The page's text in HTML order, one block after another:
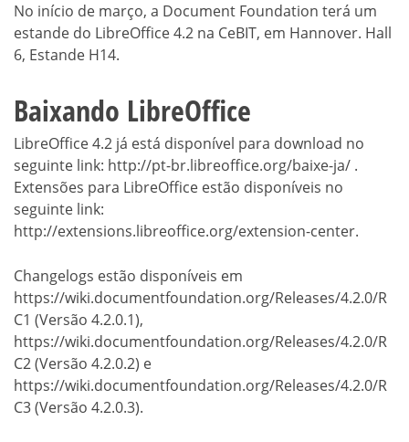
No início de março, a Document Foundation terá um
estande do LibreOffice 4.2 na CeBIT, em Hannover. Hall
6, Estande H14.
Baixando LibreOffice
LibreOffice 4.2 já está disponível para download no
seguinte link: http://pt-br.libreoffice.org/baixe-ja/ .
Extensões para LibreOffice estão disponíveis no
seguinte link:
http://extensions.libreoffice.org/extension-center.
Changelogs estão disponíveis em
https://wiki.documentfoundation.org/Releases/4.2.0/R
C1 (Versão 4.2.0.1),
https://wiki.documentfoundation.org/Releases/4.2.0/R
C2 (Versão 4.2.0.2) e
https://wiki.documentfoundation.org/Releases/4.2.0/R
C3 (Versão 4.2.0.3).